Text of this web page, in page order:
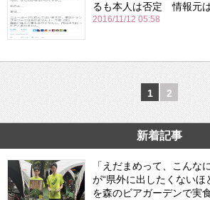
るも本人は否定 情報元
2016/11/12 05:58
1 2
新着記事
「えだまめって、こんな
が“県外に出したくないほ
を森のビアガーデンで実